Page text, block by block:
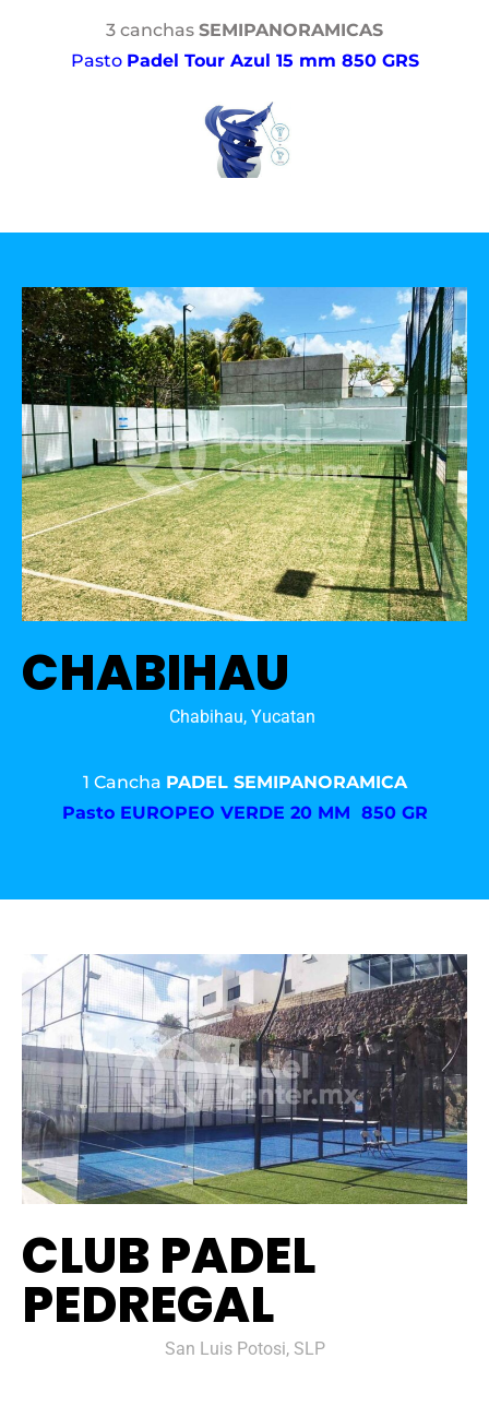
3 canchas SEMIPANORAMICAS
Pasto Padel Tour Azul 15 mm 850 GRS
CHABIHAU
Chabihau, Yucatan
1 Cancha PADEL SEMIPANORAMICA
Pasto EUROPEO VERDE 20 MM 850 GR
CLUB PADEL
PEDREGAL
San Luis Potosi, SLP